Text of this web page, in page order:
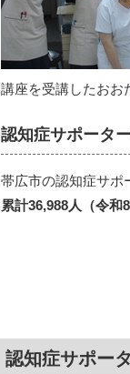
講座を受講したおお
認知症サポータ
帯広市の認知症サポ
累計36,988人（令和
認知症サポー